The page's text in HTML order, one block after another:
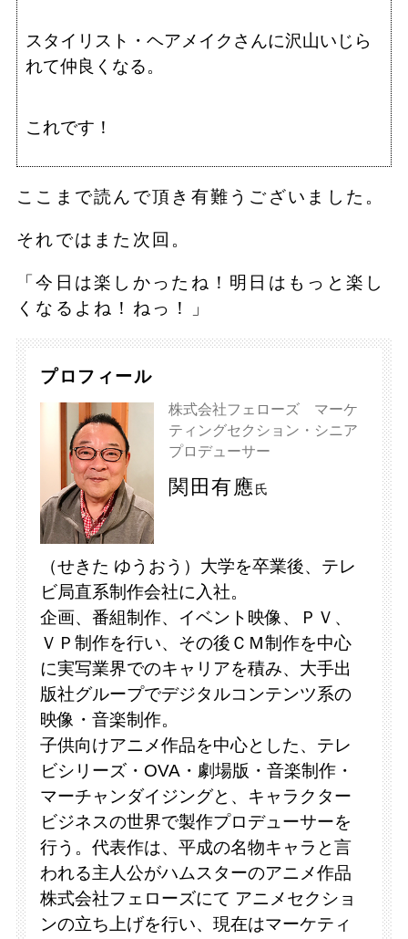
スタイリスト・ヘアメイクさんに沢山いじら
れて仲良くなる。
これです！
ここまで読んで頂き有難うございました。
それではまた次回。
「今日は楽しかったね！明日はもっと楽し
くなるよね！ねっ！」
プロフィール
株式会社フェローズ マーケ
ティングセクション・シニア
プロデューサー
関田有應 氏
（せきた ゆうおう）大学を卒業後、テレ
ビ局直系制作会社に入社。
企画、番組制作、イベント映像、ＰＶ、
ＶＰ制作を行い、その後ＣＭ制作を中心
に実写業界でのキャリアを積み、大手出
版社グループでデジタルコンテンツ系の
映像・音楽制作。
子供向けアニメ作品を中心とした、テレ
ビシリーズ・OVA・劇場版・音楽制作・
マーチャンダイジングと、キャラクター
ビジネスの世界で製作プロデューサーを
行う。代表作は、平成の名物キャラと言
われる主人公がハムスターのアニメ作品
株式会社フェローズにて アニメセクショ
ンの立ち上げを行い、現在はマーケティ